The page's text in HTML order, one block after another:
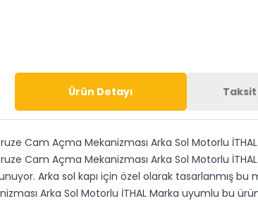
Ürün Detayı
Cam Açma Mekanizması Arka Sol Motorlu
Cam Açma Mekanizması Arka Sol Motorlu
Arka sol kapı için özel olarak tasarlanmış
Arka Sol Motorlu İTHAL Marka uyumlu bu